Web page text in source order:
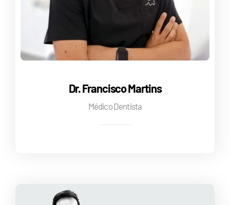
Dr. Francisco Martins
Médico Dentista
Dr. Francisco Martins